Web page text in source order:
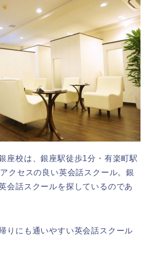
座校は、銀座駅徒歩1分・有楽町駅
クセスの良い英会話スクール。銀
会話スクールを探しているのであ
りにも通いやすい英会話スクール